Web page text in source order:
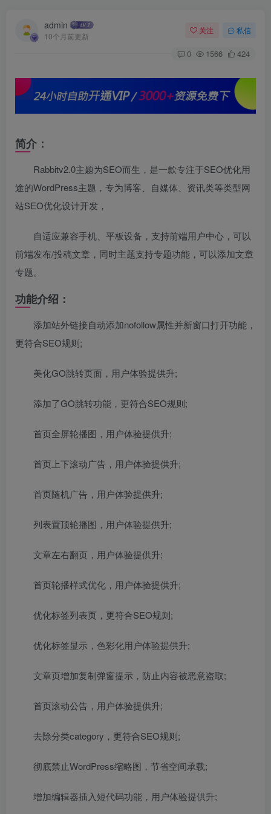
admin
10个月前更新
关注 私信
0 1566 424
简介：
Rabbitv2.0主题为SEO而生，是一款专注于SEO优化用
途的WordPress主题，专为博客、自媒体、资讯类等类型网
站SEO优化设计开发，
自适应兼容手机、平板设备，支持前端用户中心，可以
前端发布/投稿文章，同时主题支持专题功能，可以添加文章
专题。
功能介绍：
添加站外链接自动添加nofollow属性并新窗口打开功能，
更符合SEO规则;
美化GO跳转页面，用户体验提供升;
添加了GO跳转功能，更符合SEO规则;
首页全屏轮播图，用户体验提供升;
首页上下滚动广告，用户体验提供升;
首页随机广告，用户体验提供升;
列表置顶轮播图，用户体验提供升;
文章左右翻页，用户体验提供升;
首页轮播样式优化，用户体验提供升;
优化标签列表页，更符合SEO规则;
优化标签显示，色彩化用户体验提供升;
文章页增加复制弹窗提示，防止内容被恶意盗取;
首页滚动公告，用户体验提供升;
去除分类category，更符合SEO规则;
彻底禁止WordPress缩略图，节省空间承载;
增加编辑器插入短代码功能，用户体验提供升;